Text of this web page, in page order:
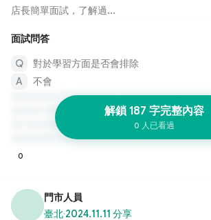
店長簡單面試，了解過...
面試問答
對於學習方面是否會排除
不會
解鎖 187 字完整內容
0 人已看過
0
門市人員
臺北·2024.11.11 分享